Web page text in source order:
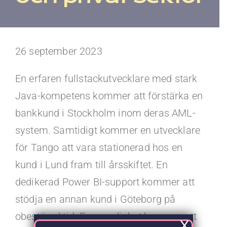
26 september 2023
En erfaren fullstackutvecklare med stark
Java-kompetens kommer att förstärka en
bankkund i Stockholm inom deras AML-
system. Samtidigt kommer en utvecklare
för Tango att vara stationerad hos en
kund i Lund fram till årsskiftet. En
dedikerad Power BI-support kommer att
stödja en annan kund i Göteborg på
obestämd tid. En myndighet kommer att